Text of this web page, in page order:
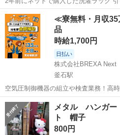
す。 7/5土曜日の引き取り可能な方で
岩手 花巻市 花巻駅 収納家
≪寮無料・月収35
品
時給1,700円
日払い
株式会社BREXA Next
釜石駅
空気圧制御機器の組立や検査業務！高
務！嬉しい寮費無料！ワンルーム寮完
内に無料駐車場あり★！《岩手県釜石市》 人気の工場のお仕事
圧制御機器（シリンダ、バルブ...
岩手 釜石市 釜石駅 その他
メタル ハンガ
ト 帽子
800円